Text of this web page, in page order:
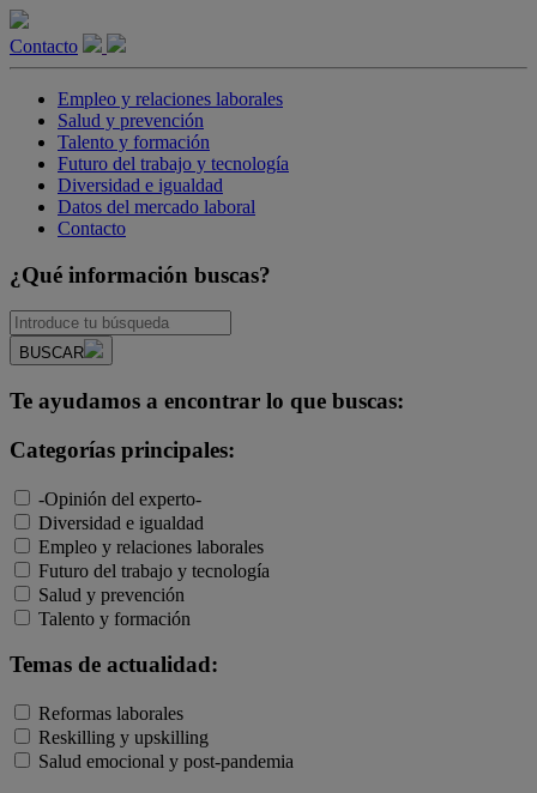
Contacto
Empleo y relaciones laborales
Salud y prevención
Talento y formación
Futuro del trabajo y tecnología
Diversidad e igualdad
Datos del mercado laboral
Contacto
¿Qué información buscas?
BUSCAR
Te ayudamos a encontrar lo que buscas:
Categorías principales:
-Opinión del experto-
Diversidad e igualdad
Empleo y relaciones laborales
Futuro del trabajo y tecnología
Salud y prevención
Talento y formación
Temas de actualidad:
Reformas laborales
Reskilling y upskilling
Salud emocional y post-pandemia